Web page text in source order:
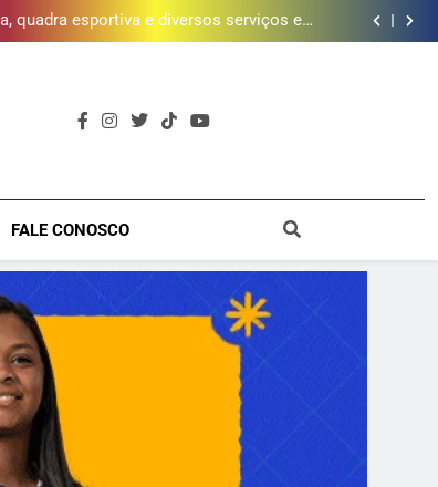
meio a infraestrutura sustentável
Atores, referência cultural da Baixada, e
mobiliza campanha para reconstrução
para Escola Livre de Artes da Baixada
quadra esportiva e diversos serviços em
mobiliza campanha para reconstrução
para Escola Livre de Artes da Baixada
FALE CONOSCO